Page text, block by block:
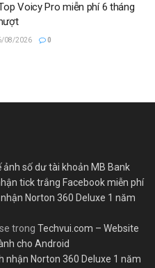
Voicy Pro miễn phí 6 tháng
08/2026 0
ảnh số dư tài khoản MB Bank
tick trắng Facebook miễn phí
Norton 360 Deluxe 1 năm
trong Techvui.com – Website
cho Android
nhận Norton 360 Deluxe 1 năm